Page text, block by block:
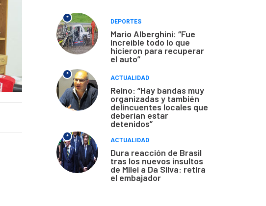
*
DEPORTES
Mario Alberghini: “Fue
increíble todo lo que
hicieron para recuperar
el auto”
*
ACTUALIDAD
Reino: “Hay bandas muy
organizadas y también
delincuentes locales que
deberían estar
detenidos”
*
ACTUALIDAD
Dura reacción de Brasil
tras los nuevos insultos
de Milei a Da Silva: retira
el embajador